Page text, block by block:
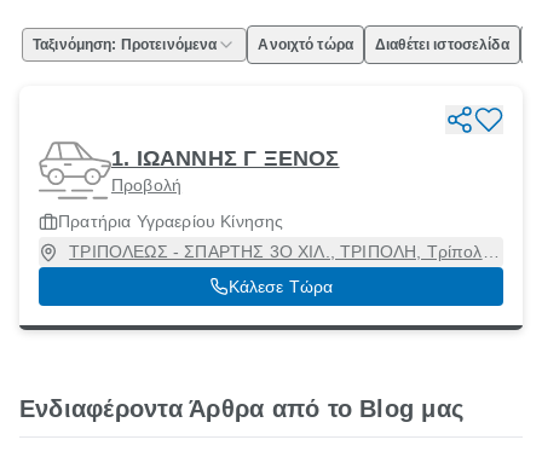
Ταξινόμηση: Προτεινόμενα Ανοιχτό τώρα Διαθέτει ιστοσελίδα
1. ΙΩΑΝΝΗΣ Γ ΞΕΝΟΣ
Προβολή
Πρατήρια Υγραερίου Κίνησης
ΤΡΙΠΟΛΕΩΣ - ΣΠΑΡΤΗΣ 3Ο ΧΙΛ., ΤΡΙΠΟΛΗ, Τρίπολη
[Δήμος], Αρκαδία, 22100
Κάλεσε Τώρα
Ενδιαφέροντα Άρθρα από το Blog μας